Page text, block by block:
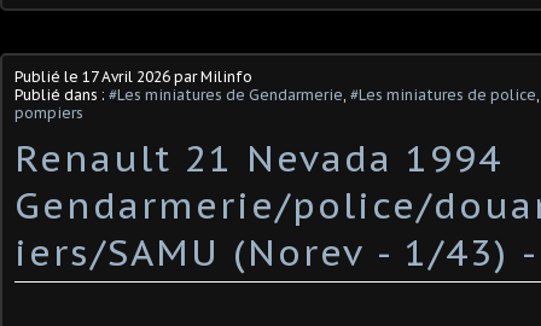
Publié le 17 Avril 2026 par Milinfo
Publié dans : #Les miniatures de Gendarmerie, #Les miniatures de police
pompiers
Renault 21 Nevada 1994
Gendarmerie/police/
iers/SAMU (Norev - 1/43)